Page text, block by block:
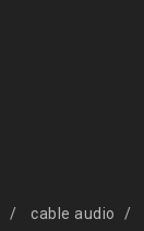
cable audio